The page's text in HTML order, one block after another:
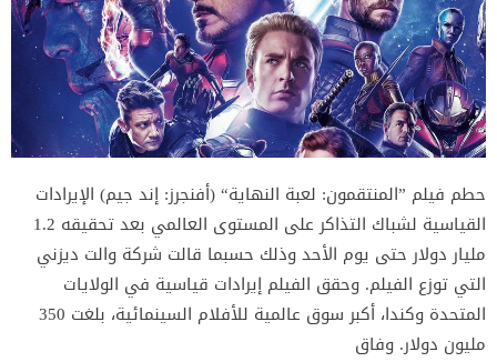
حطم فيلم ”المنتقمون: لعبة النهاية“ (أفنجرز: إند جيم) الإيرادات
القياسية لشباك التذاكر على المستوى العالمي بعد تحقيقه 1.2
مليار دولار حتى يوم الأحد وذلك حسبما قالت شركة والت ديزني
التي توزع الفيلم. وحقق الفيلم إيرادات قياسية في الولايات
المتحدة وكندا، أكبر سوق عالمية للأفلام السينمائية، بلغت 350
مليون دولار. وفاق